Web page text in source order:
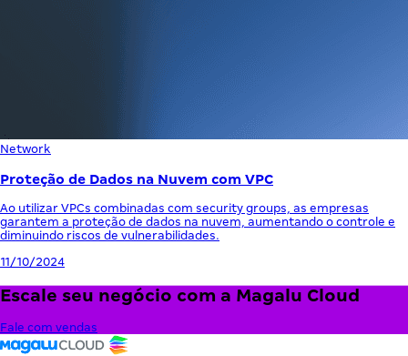
Network
Proteção de Dados na Nuvem com VPC
Ao utilizar VPCs combinadas com security groups, as empresas
garantem a proteção de dados na nuvem, aumentando o controle e
diminuindo riscos de vulnerabilidades.
11/10/2024
Escale seu negócio com a Magalu Cloud
Fale com vendas